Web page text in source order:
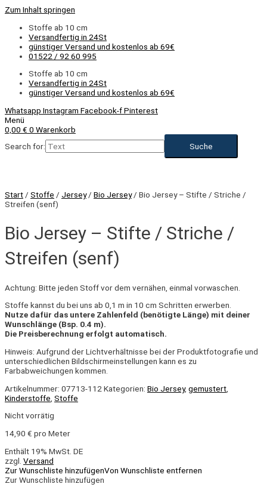
Zum Inhalt springen
Stoffe ab 10 cm
Versandfertig in 24St
günstiger Versand und kostenlos ab 69€
01522 / 92 60 995
Stoffe ab 10 cm
Versandfertig in 24St
günstiger Versand und kostenlos ab 69€
Whatsapp Instagram Facebook-fPinterest
Menü
0,00 € 0 Warenkorb
Search for:
Start / Stoffe / Jersey/ Bio Jersey/ Bio Jersey – Stifte / Striche /
Streifen (senf)
Bio Jersey – Stifte / Striche /
Streifen (senf)
Achtung: Bitte jeden Stoff vor dem vernähen, einmal vorwaschen.
Stoffe kannst du bei uns ab 0,1 m in 10 cm Schritten erwerben.
Nutze dafür das untere Zahlenfeld (benötigte Länge) mit deiner
Wunschlänge (Bsp. 0.4 m).
Die Preisberechnung erfolgt automatisch.
Hinweis: Aufgrund der Lichtverhältnisse bei der Produktfotografie und
unterschiedlichen Bildschirmeinstellungen kann es zu
Farbabweichungen kommen.
Artikelnummer: 07713-112 Kategorien: Bio Jersey, gemustert
Kinderstoffe Stoffe
Nicht vorrätig
14,90 € pro Meter
Enthält 19% MwSt. DE
zzgl. Versand
Zur Wunschliste hinzufügenVon Wunschliste entfernen
Zur Wunschliste hinzufügen